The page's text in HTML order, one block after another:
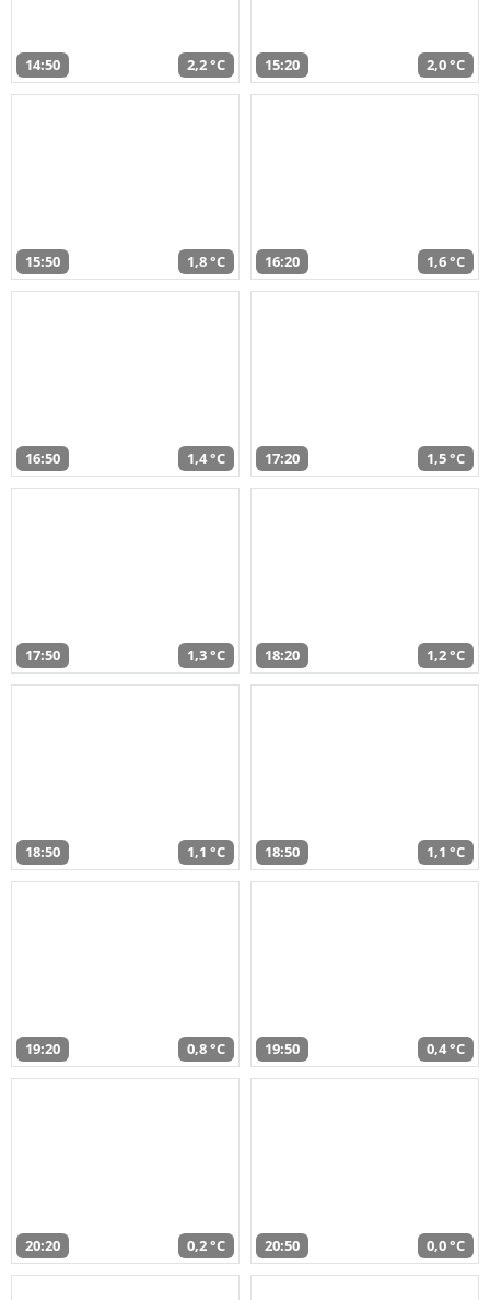
14:50 2,2 °C 15:20 2,0 °C
15:50 1,8 °C 16:20 1,6 °C
16:50 1,4 °C 17:20 1,5 °C
17:50 1,3 °C 18:20 1,2 °C
18:50 1,1 °C 18:50 1,1 °C
19:20 0,8 °C 19:50 0,4 °C
20:20 0,2 °C 20:50 0,0 °C